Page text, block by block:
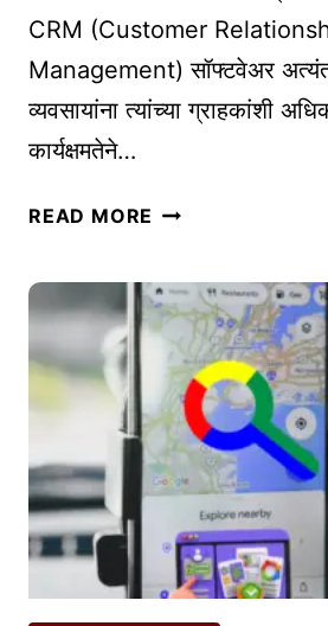
U
I
T
G
U
E
र्ग
|
W
Q
R
O
D
E
?
CRM (Customer
Management) सॉफ्टवेअर अत्यंत
व्यवसायांना त्यांच्या ग्राहकांशी
कार्यक्षमतेने…
READ MORE व्य
या
सा
ठी
बे
स्ट
C
R
सॉ
फ्ट